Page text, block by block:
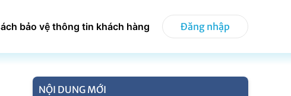
bảo vệ thông tin khách hàng Đăng nhập
NỘI DUNG MỚI